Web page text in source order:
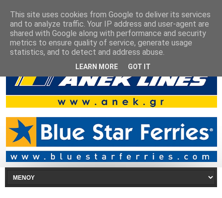
This site uses cookies from Google to deliver its services
and to analyze traffic. Your IP address and user-agent are
shared with Google along with performance and security
metrics to ensure quality of service, generate usage
statistics, and to detect and address abuse.
LEARN MORE GOT IT